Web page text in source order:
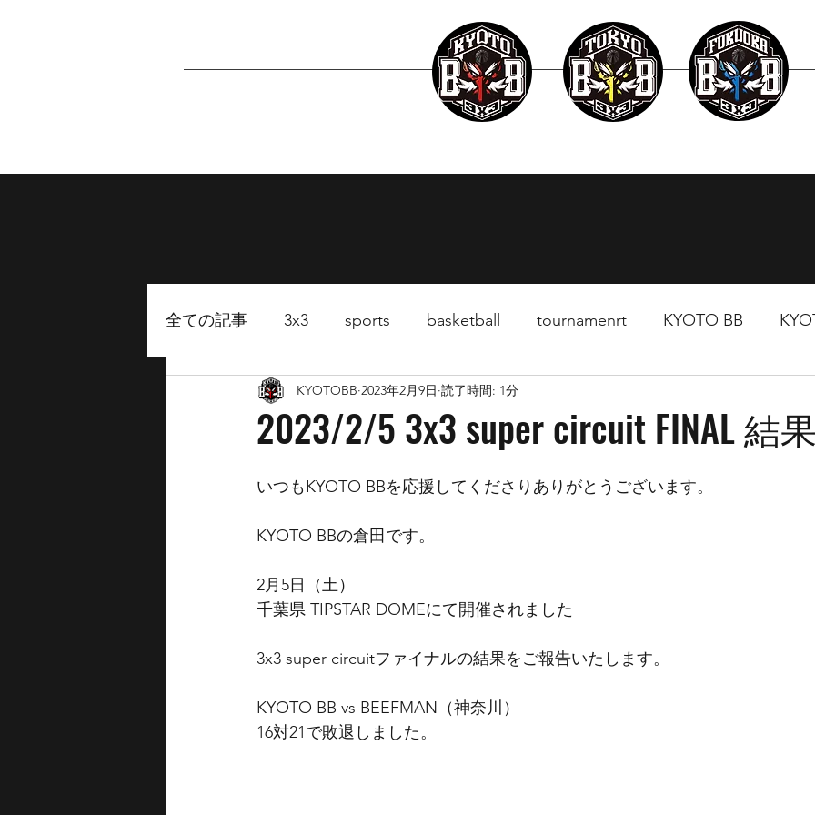
全ての記事 3x3 sports basketball tournamenrt KYOTO BB
FUKUOKA BB
2023/2/5 3x3 super circuit FINAL 結
KYOTOBB 2023年2月9日 読了時間: 1分
いつもKYOTO BBを応援してくださりありがとうございます。
KYOTO BBの倉田です。
2月5日（土）
千葉県 TIPSTAR DOMEにて開催されました
3x3 super circuitファイナルの結果をご報告いたします。
KYOTO BB vs BEEFMAN（神奈川）
16対21で敗退しました。